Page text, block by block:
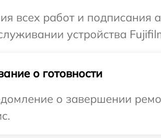
всех работ и подписания
устройства
о готовности
о завершении